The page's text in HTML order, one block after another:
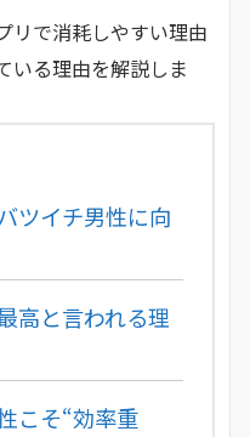
リで消耗しやすい理由
いる理由を解説しま
ツイチ男性に向
高と言われる理
こそ“効率重